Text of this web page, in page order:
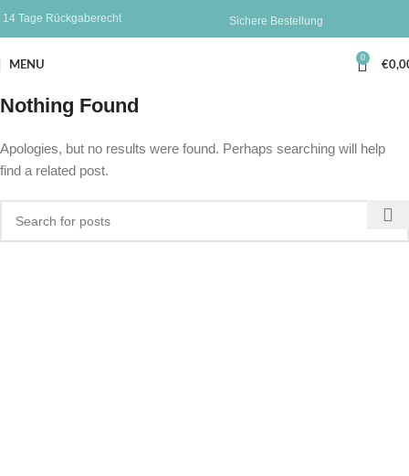
14 Tage Rückgaberecht Sichere Bestellung
MENU
0
€
Nothing Found
Apologies, but no results were found. Perhaps searching will help
find a related post.